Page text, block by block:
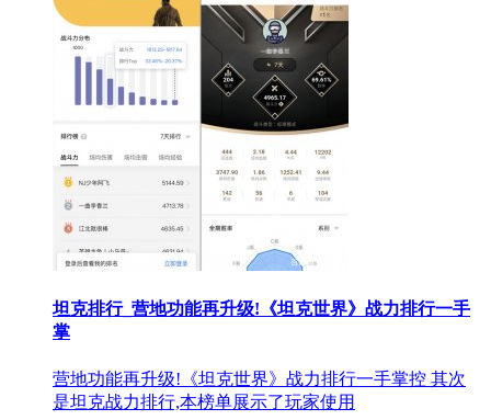
坦克排行_营地功能再升级!《坦克世界》战力排行一手
掌
营地功能再升级!《坦克世界》战力排行一手掌控 其次
是坦克战力排行,本榜单展示了玩家使用